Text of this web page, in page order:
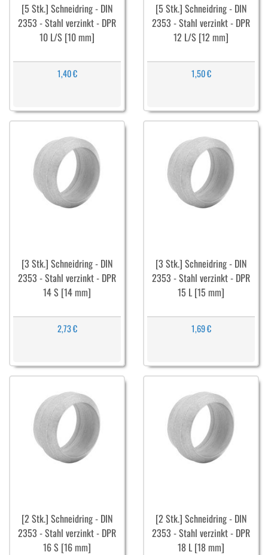
[5 Stk.] Schneidring - DIN
2353 - Stahl verzinkt - DPR
10 L/S [10 mm]
1,40 €
[5 Stk.] Schneidring - DIN
2353 - Stahl verzinkt - DPR
12 L/S [12 mm]
1,50 €
[3 Stk.] Schneidring - DIN
2353 - Stahl verzinkt - DPR
14 S [14 mm]
2,73 €
[3 Stk.] Schneidring - DIN
2353 - Stahl verzinkt - DPR
15 L [15 mm]
1,69 €
[2 Stk.] Schneidring - DIN
2353 - Stahl verzinkt - DPR
16 S [16 mm]
[2 Stk.] Schneidring - DIN
2353 - Stahl verzinkt - DPR
18 L [18 mm]